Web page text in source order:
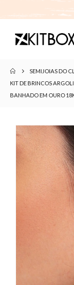
SEMIJOIAS DO
KIT DE BRINCOS
BANHADO EM OURO